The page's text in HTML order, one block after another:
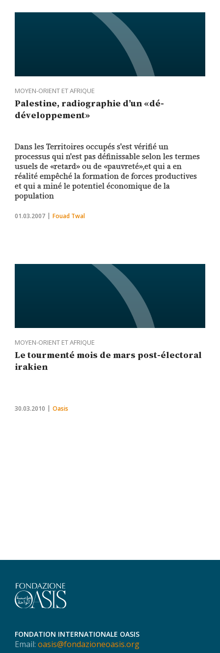
MOYEN-ORIENT ET AFRIQUE
Palestine, radiographie d’un «dé-
développement»
Dans les Territoires occupés s'est vérifié un
processus qui n'est pas définissable selon les termes
usuels de «retard» ou de «pauvreté»,et qui a en
réalité empêché la formation de forces productives
et qui a miné le potentiel économique de la
population
01.03.2007 Fouad Twal
MOYEN-ORIENT ET AFRIQUE
Le tourmenté mois de mars post-électoral
irakien
30.03.2010 Oasis
FONDATION INTERNATIONALE OASIS
Email: oasis@fondazioneoasis.org